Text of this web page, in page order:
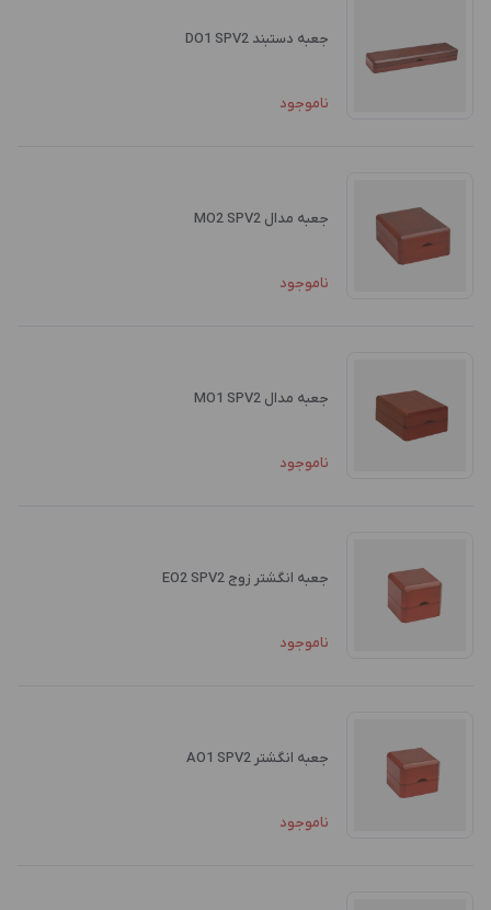
جعبه دستبند DO1 SPV2
ناموجود
جعبه مدال MO2 SPV2
ناموجود
جعبه مدال MO1 SPV2
ناموجود
جعبه انگشتر زوج EO2 SPV2
ناموجود
جعبه انگشتر AO1 SPV2
ناموجود